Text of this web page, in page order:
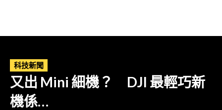
科技新聞
又出 Mini 細機？ DJI 最輕巧新
機係…